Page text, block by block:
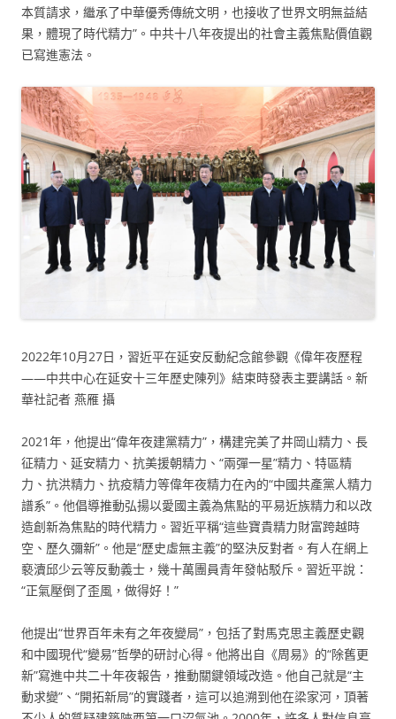
本質請求，繼承了中華優秀傳統文明，也接收了世界文明無益結
果，體現了時代精力”。中共十八年夜提出的社會主義焦點價值觀
已寫進憲法。
2022年10月27日，習近平在延安反動紀念館參觀《偉年夜歷程
——中共中心在延安十三年歷史陳列》結束時發表主要講話。新
華社記者 燕雁 攝
2021年，他提出“偉年夜建黨精力”，構建完美了井岡山精力、長
征精力、延安精力、抗美援朝精力、“兩彈一星”精力、特區精
力、抗洪精力、抗疫精力等偉年夜精力在內的“中國共產黨人精力
譜系”。他倡導推動弘揚以愛國主義為焦點的平易近族精力和以改
造創新為焦點的時代精力。習近平稱“這些寶貴精力財富跨越時
空、歷久彌新”。他是“歷史虛無主義”的堅決反對者。有人在網上
褻瀆邱少云等反動義士，幾十萬團員青年發帖駁斥。習近平說：
“正氣壓倒了歪風，做得好！”
他提出“世界百年未有之年夜變局”，包括了對馬克思主義歷史觀
和中國現代“變易”哲學的研討心得。他將出自《周易》的“除舊更
新”寫進中共二十年夜報告，推動關鍵領域改造。他自己就是“主
動求變”、“開拓新局”的實踐者，這可以追溯到他在梁家河，頂著